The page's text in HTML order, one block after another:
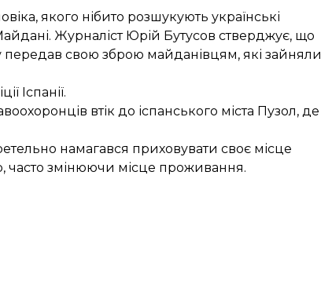
якого нібито розшукують українські
Журналіст Юрій Бутусов стверджує, що
передав свою зброю майданівцям, які зайняли
Іспанії.
втік до іспанського міста Пузол, де
намагався приховувати своє місце
часто змінюючи місце проживання.